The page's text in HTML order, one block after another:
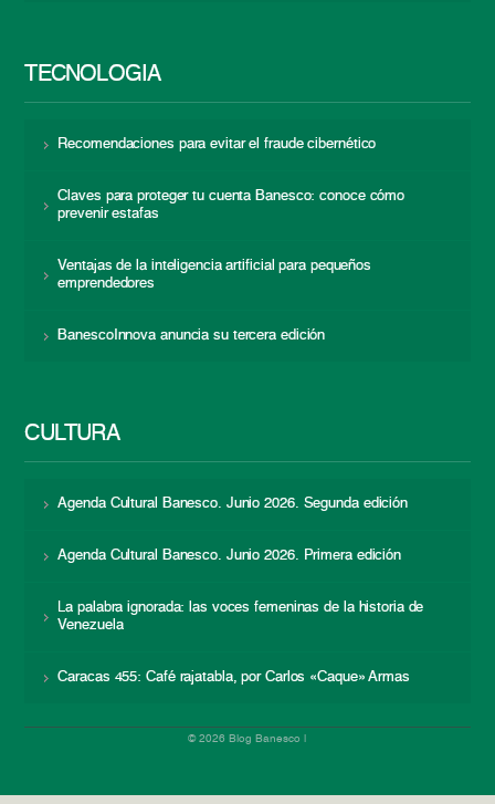
TECNOLOGÍA
Recomendaciones para evitar el fraude cibernético
Claves para proteger tu cuenta Banesco: conoce cómo
prevenir estafas
Ventajas de la inteligencia artificial para pequeños
emprendedores
BanescoInnova anuncia su tercera edición
CULTURA
Agenda Cultural Banesco. Junio 2026. Segunda edición
Agenda Cultural Banesco. Junio 2026. Primera edición
La palabra ignorada: las voces femeninas de la historia de
Venezuela
Caracas 455: Café rajatabla, por Carlos «Caque» Armas
© 2026 Blog Banesco |